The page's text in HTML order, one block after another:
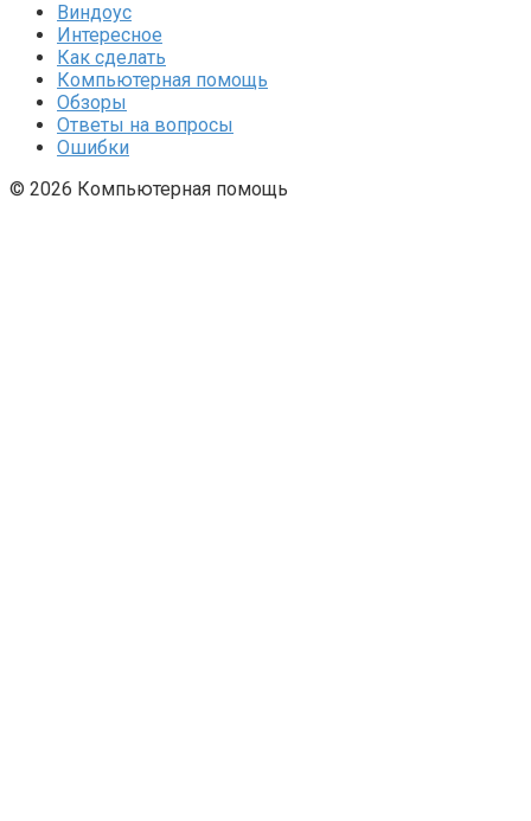
Виндоус
Интересное
Как сделать
Компьютерная помощь
Обзоры
Ответы на вопросы
Ошибки
© 2026 Компьютерная помощь